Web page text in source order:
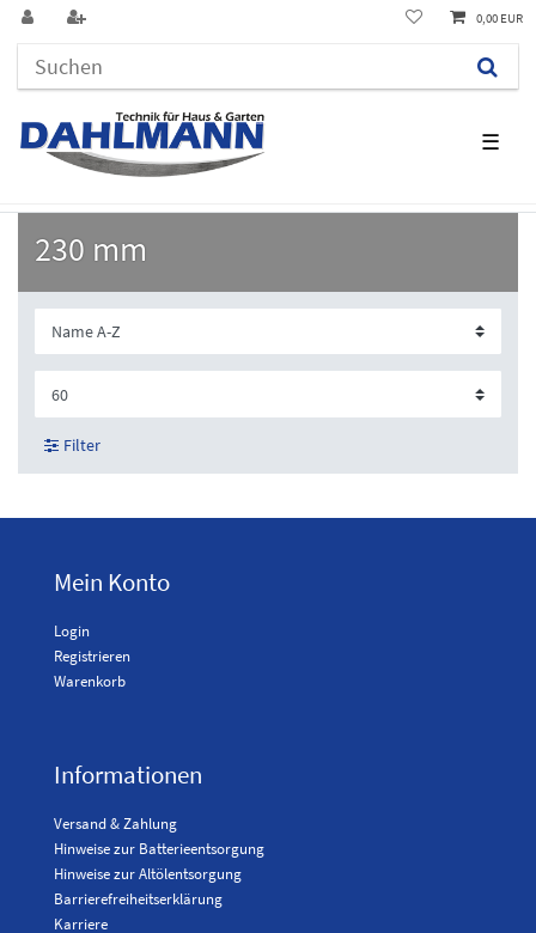
☰
0,00 EUR
230 mm
Filter
Mein Konto
Login
Registrieren
Warenkorb
Informationen
Versand & Zahlung
Hinweise zur Batterieentsorgung
Hinweise zur Altölentsorgung
Barrierefreiheitserklärung
Karriere